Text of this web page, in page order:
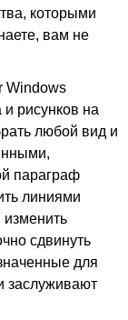
которыми
вам не
Windows
и рисунков на
любой вид и
параграф
линиями
изменить
сдвинуть
для
заслуживают